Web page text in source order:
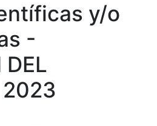
y/o
-
DEL
2023